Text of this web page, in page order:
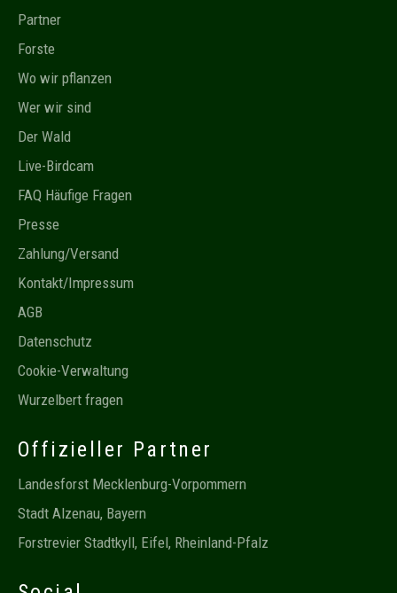
Partner
Forste
Wo wir pflanzen
Wer wir sind
Der Wald
Live-Birdcam
FAQ Häufige Fragen
Presse
Zahlung/Versand
Kontakt/Impressum
AGB
Datenschutz
Cookie-Verwaltung
Wurzelbert fragen
Offizieller Partner
Landesforst Mecklenburg-Vorpommern
Stadt Alzenau, Bayern
Forstrevier Stadtkyll, Eifel, Rheinland-Pfalz